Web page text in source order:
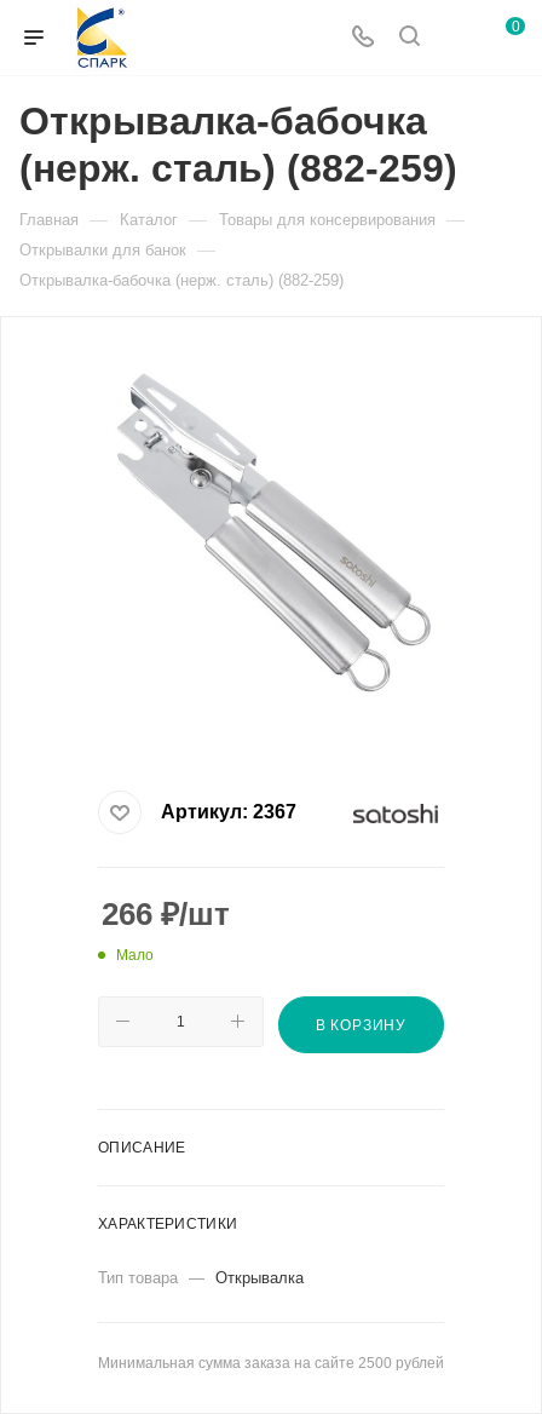
0
Открывалка-бабочка
(нерж. сталь) (882-259)
Главная — Каталог — Товары для консервирования —
Открывалки для банок —
Открывалка-бабочка (нерж. сталь) (882-259)
Артикул: 2367
266 ₽/шт
Мало
В КОРЗИНУ
ОПИСАНИЕ
ХАРАКТЕРИСТИКИ
Тип товара — Открывалка
Минимальная сумма заказа на сайте 2500 рублей